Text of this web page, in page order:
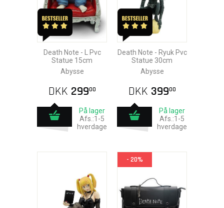
Death Note - L Pvc
Statue 15cm
Abysse
DKK 29900
På lager
Afs.:1-5
hverdage
Death Note - Ryuk Pvc
Statue 30cm
Abysse
DKK 39900
På lager
Afs.:1-5
hverdage
- 20%